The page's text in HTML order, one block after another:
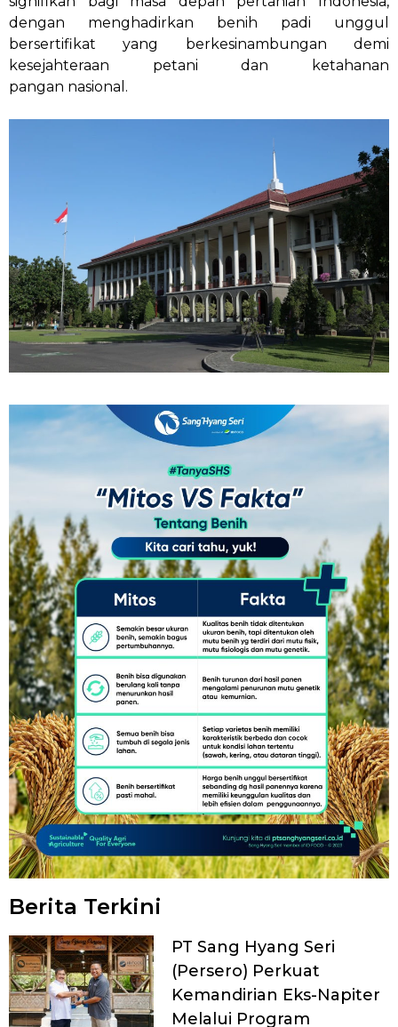
dengan menghadirkan benih padi unggul
bersertifikat yang berkesinambungan demi
kesejahteraan petani dan ketahanan
pangan nasional.
Berita Terkini
PT Sang Hyang Seri
(Persero) Perkuat
Kemandirian Eks-Napiter
Melalui Program